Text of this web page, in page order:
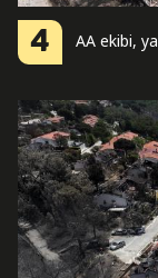
4 AA ekibi,